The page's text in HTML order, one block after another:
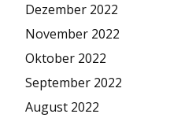
Dezember 2022
November 2022
Oktober 2022
September 2022
August 2022